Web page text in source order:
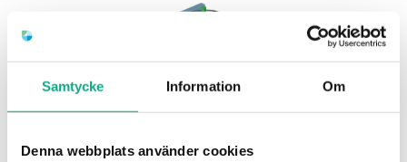
Samtycke Information Om
Denna webbplats använder cookies